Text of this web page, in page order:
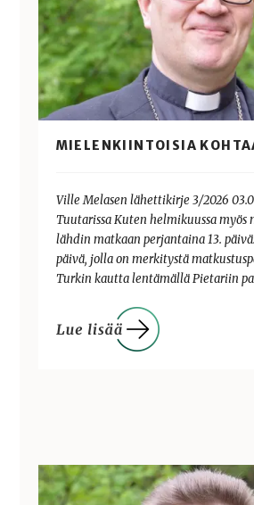
MIELENKIINTOISIA
Ville Melasen lähettikirje 3/2026
Tuutarissa Kuten helmikuussa myös
lähdin matkaan perjantaina 13.
päivä, jolla on merkitystä
Turkin kautta lentämällä Pietariin